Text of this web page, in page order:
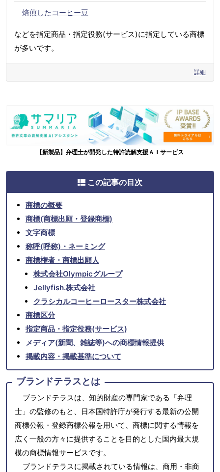
焙煎したコーヒー豆
などを指定商品・指定役務(サービス)に指定している商標
が多いです。
詳細
【新製品】弁理士が開発した特許読解支援ＡＩサービス
この記事の目次
商標の概要
商標(商標出願・登録商標)
文字商標
称呼(呼称)・ネーミング
商標権者・商標出願人
株式会社Olympicグループ
Jellyfish.株式会社
クラシカルコーヒーロースター株式会社
商標区分
指定商品・指定役務(サービス)
メディア(新聞、雑誌等)への商標情報提供
掲載内容・掲載基準について
ブランドテラスとは
ブランドテラスは、知的財産の専門家である「弁理
士」の監修のもと、日本国特許庁が発行する最新の公開
商標公報・登録商標公報を用いて、商標に関する情報を
広く一般の方々に提供することを目的とした国内最大規
模の商標情報サービスです。
ブランドテラスに掲載されている情報は、商用・非商